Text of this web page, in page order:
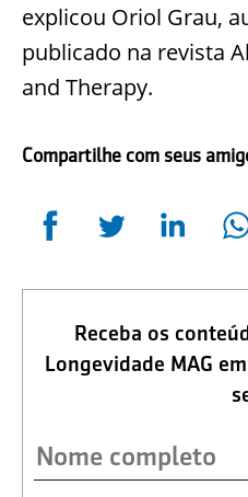
explicou Oriol Grau,
publicado na revista
and Therapy.
Compartilhe com seus
Receba os
Longevidade MAG